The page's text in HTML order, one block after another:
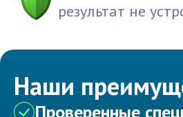
результат не
Наши
Проверенные